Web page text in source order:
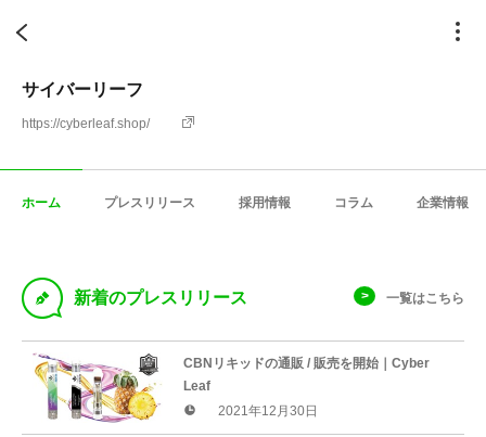
サイバーリーフ
https://cyberleaf.shop/
ホーム プレスリリース 採用情報 コラム 企業情報
D 新着のプレスリリース 一覧はこちら
CBNリキッドの通販 / 販売を開始｜Cyber
Leaf
2021年12月30日